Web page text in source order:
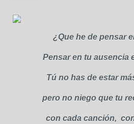
¿Que he de pensar
Pensar en tu ausencia
Tú no has de estar
pero no niego que tu
con cada canción,